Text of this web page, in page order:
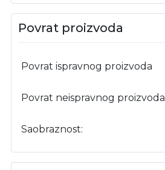
Povrat proizvoda
Povrat ispravnog proizvoda
Povrat neispravnog proizvoda
Saobraznost: